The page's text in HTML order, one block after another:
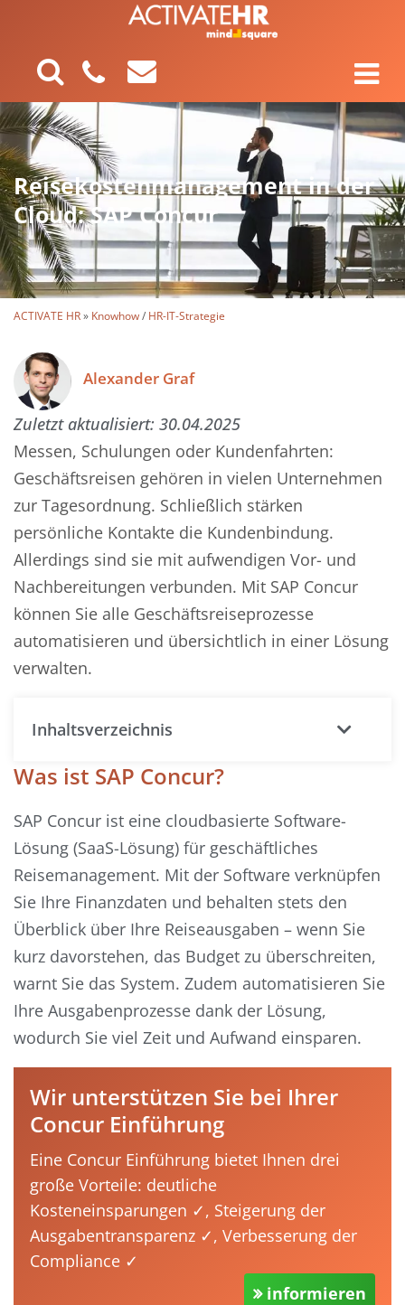
Reisekostenmanagement in der
Cloud: SAP Concur
ACTIVATE HR» Knowhow/ HR-IT-Strategie
Alexander Graf
Zuletzt aktualisiert: 30.04.2025
Messen, Schulungen oder Kundenfahrten:
Geschäftsreisen gehören in vielen Unternehmen
zur Tagesordnung. Schließlich stärken
persönliche Kontakte die Kundenbindung.
Allerdings sind sie mit aufwendigen Vor- und
Nachbereitungen verbunden. Mit SAP Concur
können Sie alle Geschäftsreiseprozesse
automatisieren und übersichtlich in einer Lösung
verwalten.
Inhaltsverzeichnis
Was ist SAP Concur?
SAP Concur ist eine cloudbasierte Software-
Lösung (SaaS-Lösung) für geschäftliches
Reisemanagement. Mit der Software verknüpfen
Sie Ihre Finanzdaten und behalten stets den
Überblick über Ihre Reiseausgaben – wenn Sie
kurz davorstehen, das Budget zu überschreiten,
warnt Sie das System. Zudem automatisieren Sie
Ihre Ausgabenprozesse dank der Lösung,
wodurch Sie viel Zeit und Aufwand einsparen.
Wir unterstützen Sie bei Ihrer
Concur Einführung
Eine Concur Einführung bietet Ihnen drei
große Vorteile: deutliche
Kosteneinsparungen ✓, Steigerung der
Ausgabentransparenz ✓, Verbesserung der
Compliance ✓
informieren